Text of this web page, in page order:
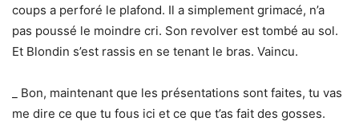
coups a perforé le plafond. Il a simplement grimacé, n’a
pas poussé le moindre cri. Son revolver est tombé au sol.
Et Blondin s’est rassis en se tenant le bras. Vaincu.
_ Bon, maintenant que les présentations sont faites, tu vas
me dire ce que tu fous ici et ce que t’as fait des gosses.